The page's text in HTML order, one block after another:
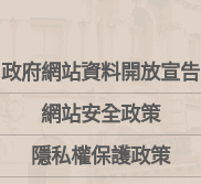
政府網站資料開放宣告
網站安全政策
隱私權保護政策